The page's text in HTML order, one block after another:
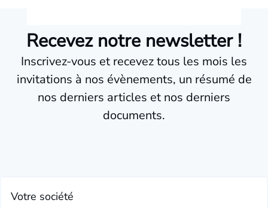
Recevez notre newsletter !
Inscrivez-vous et recevez tous les mois les
invitations à nos évènements, un résumé de
nos derniers articles et nos derniers
documents.
Votre société